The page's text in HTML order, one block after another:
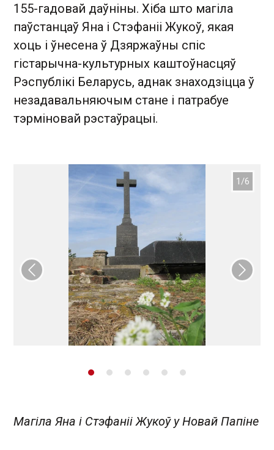
155-гадовай даўніны. Хіба што магіла
паўстанцаў Яна і Стэфаніі Жукоў, якая
хоць і ўнесена ў Дзяржаўны спіс
гістарычна-культурных каштоўнасцяў
Рэспублікі Беларусь, аднак знаходзіцца ў
незадавальняючым стане і патрабуе
тэрміновай рэстаўрацыі.
Папярэдні слайд
Магіла Яна і Стэфаніі Жукоў у Новай Папіне